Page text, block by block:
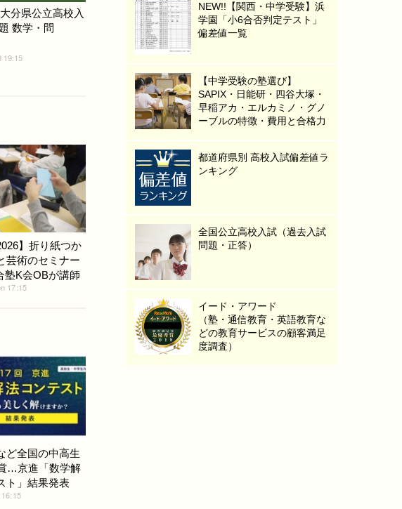
分県公立高校入
数学・問
19:15
】折り紙つか
芸術のセミナー
K会OBが講師
17:15
ど全国の中高生
…京進「数学解
ト」結果発表
NEW!!【関西・中学受験】浜
学園「小6合否判定テスト」
偏差値一覧
【中学受験の塾選び】
SAPIX・日能研・四谷大塚・
早稲アカ・エルカミノ・グノ
ーブルの特徴・費用と合格力
都道府県別 高校入試偏差値ラ
ンキング
全国公立高校入試（過去入試
問題・正答）
イード・アワード
（塾・通信教育・英語教育な
どの教育サービスの顧客満足
度調査）